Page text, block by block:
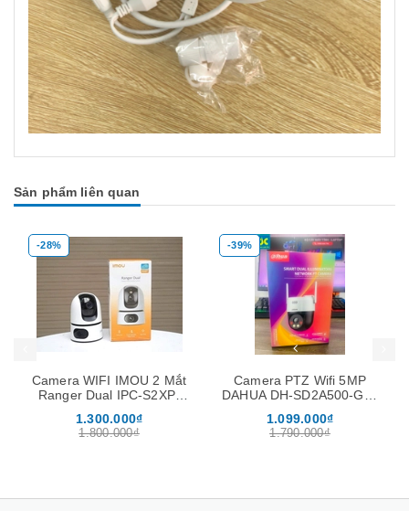
Sản phẩm liên quan
-28%
Camera WIFI IMOU 2 Mắt
Ranger Dual IPC-S2XP-
độ, Đàm Thoại 2 Chiều
1.300.000₫
1.800.000₫
-39%
Camera PTZ Wifi 5MP
DAHUA DH-SD2A500-GN-
1.099.000₫
1.790.000₫